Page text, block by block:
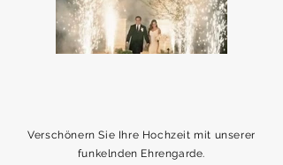
Verschönern Sie Ihre Hochzeit mit unserer
funkelnden Ehrengarde.